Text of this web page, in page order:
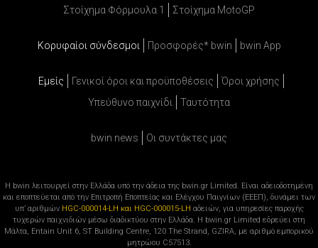
Στοίχημα Φόρμουλα 1
Στοίχημα MotoGP
Κορυφαίοι σύνδεσμοι Προσφορές* bwin bwin App
Εμείς Γενικοί όροι και προϋποθέσεις
Όροι χρήσης
Υπεύθυνο παιχνίδι
Ταυτότητα
bwin news Oι συντάκτες μας
Η bwin λειτουργεί στην Ελλάδα υπό την άδεια της bwin.gr Limited. Είναι αδειοδοτημένη
και εποπτεύεται από την Επιτροπή Εποπτείας και Ελέγχου Παιγνίων (ΕΕΕΠ), δυνάμει των
υπ’ αριθμών HGC-000014-LH και HGC-000015-LH αδειών, για υπηρεσίες παροχής
τυχερών παιχνιδιών μέσω διαδικτύου στην Ελλάδα. Η bwin.gr Limited εδρεύει στη
Μάλτα, Entain Unit 6, ST Building Centre, 120 The Strand, GZIRA, με αριθμό εμπορικού
μητρώου C57513.